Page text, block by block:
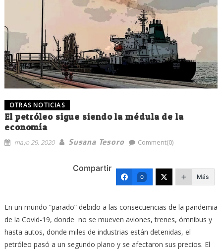
OTRAS NOTICIAS
El petróleo sigue siendo la médula de la
economía
mayo 29, 2020 Susana Tesoro Comment(0)
Compartir
0 Más
En un mundo “parado” debido a las consecuencias de la pandemia
de la Covid-19, donde no se mueven aviones, trenes, ómnibus y
hasta autos, donde miles de industrias están detenidas, el
petróleo pasó a un segundo plano y se afectaron sus precios. El